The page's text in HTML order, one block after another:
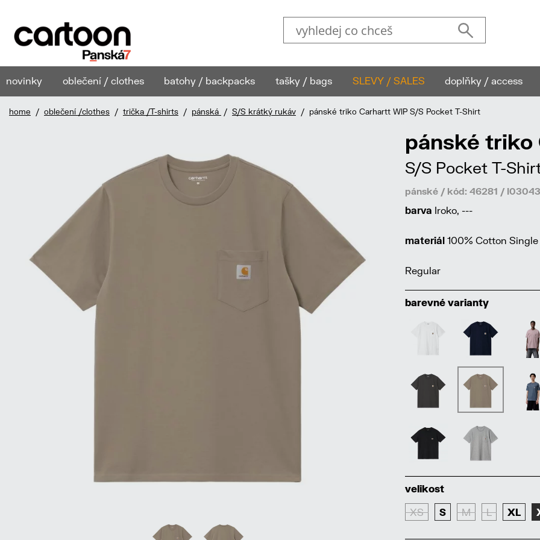
novinky oblečení / clothes batohy / backpacks tašky / bags SLEVY / SALES doplňky / access
home / oblečení /clothes / trička /T-shirts / pánská / S/S krátký rukáv / pánské triko Carhartt WIP S/S Pocket T-Shirt
pánské triko
S/S Pocket T-
pánské / kód: 46281 /
barva Iroko, ---
materiál 100% Cotton
Regular
barevné varianty
velikost
XS S M L XL